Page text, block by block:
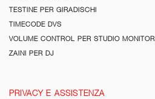
TESTINE PER GIRADISCHI
TIMECODE DVS
VOLUME CONTROL PER STUDIO MONITOR
ZAINI PER DJ
PRIVACY E ASSISTENZA